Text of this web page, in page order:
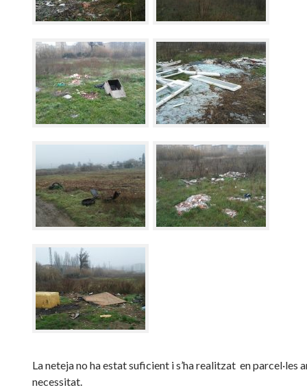
La neteja no ha estat suficient i s’ha realitzat en parcel·les
necessitat.